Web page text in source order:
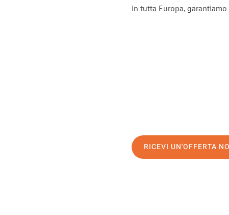
in tutta Europa,
RICEVI UN'OFFERTA